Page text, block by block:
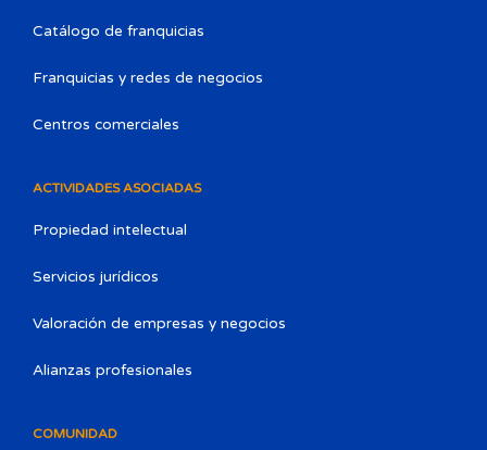
Catálogo de franquicias
Franquicias y redes de negocios
Centros comerciales
ACTIVIDADES ASOCIADAS
Propiedad intelectual
Servicios jurídicos
Valoración de empresas y negocios
Alianzas profesionales
COMUNIDAD